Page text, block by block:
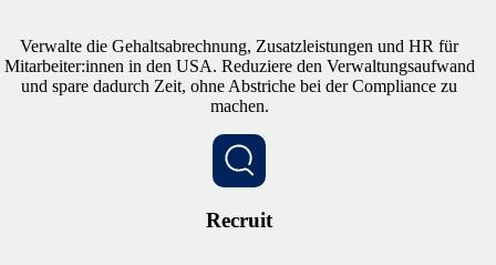
Verwalte die Gehaltsabrechnung, Zusatzleistungen und HR für
Mitarbeiter:innen in den USA. Reduziere den Verwaltungsaufwand
und spare dadurch Zeit, ohne Abstriche bei der Compliance zu
machen.
Recruit